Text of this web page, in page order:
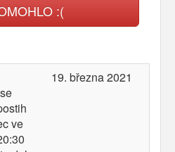
:(
ve
19. března 2021